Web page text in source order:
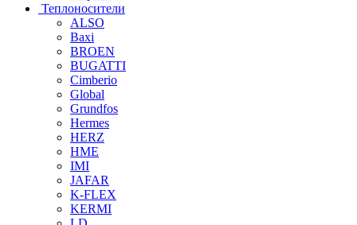
Теплоносители
ALSO
Baxi
BROEN
BUGATTI
Cimberio
Global
Grundfos
Hermes
HERZ
HME
IMI
JAFAR
K-FLEX
KERMI